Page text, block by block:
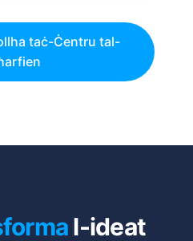
taċ-Ċentru tal-
l-ideat